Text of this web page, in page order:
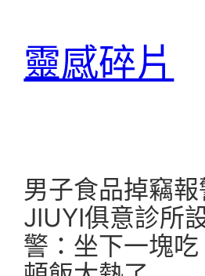
靈感碎片
男子食品掉竊
JIUYI俱意診所
警：坐下一塊